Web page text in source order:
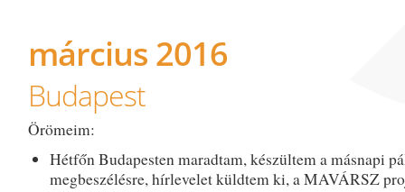
március 2016
Budapest
Örömeim:
Hétfőn Budapesten maradtam, készültem a másnapi
megbeszélésre, hírlevelet küldtem ki, a MAVÁRSZ